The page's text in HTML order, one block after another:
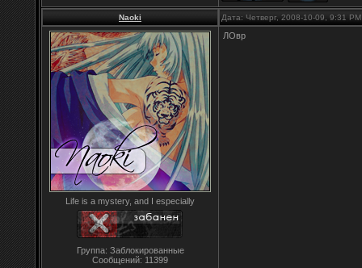
Naoki Дата: Четверг, 2008-10-09, 9:31
Life is a mystery, and I especially
Группа: Заблокированные
Сообщений: 11399
ЛОвр